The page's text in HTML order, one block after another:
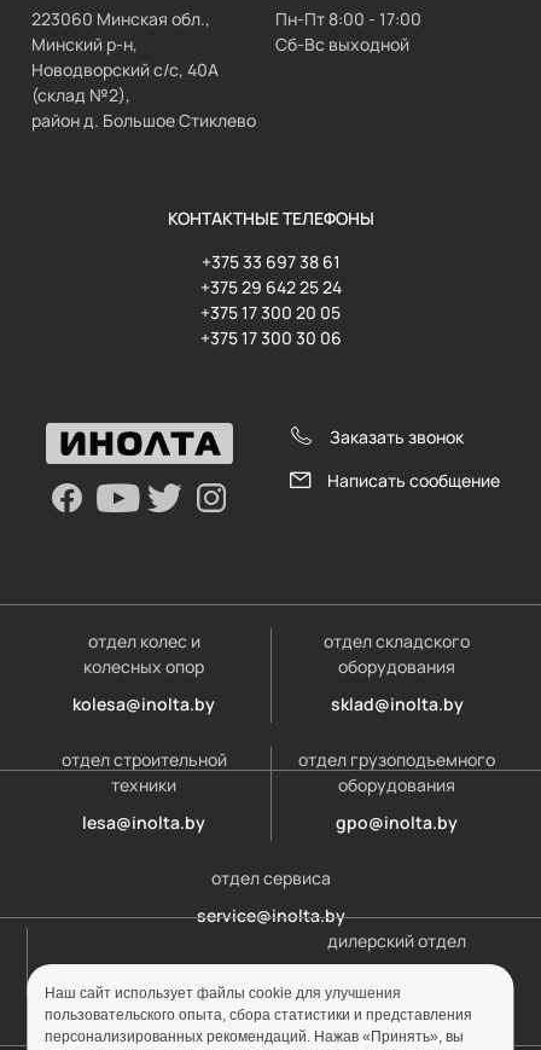
223060 Минская обл.,
Минский р-н,
Новодворский с/с, 40А
(склад №2),
район д. Большое Стиклево
Пн-Пт 8:00 - 17:00
Сб-Вс выходной
КОНТАКТНЫЕ ТЕЛЕФОНЫ
+375 33 697 38 61
+375 29 642 25 24
+375 17 300 20 05
+375 17 300 30 06
Заказать звонок
Написать сообщение
отдел колес и
колесных опор
kolesa@inolta.by
отдел складского
оборудования
sklad@inolta.by
отдел строительной
техники
lesa@inolta.by
отдел грузоподъемного
оборудования
gpo@inolta.by
отдел сервиса
service@inolta.by
дилерский отдел
Наш сайт использует файлы cookie для улучшения
пользовательского опыта, сбора статистики и представления
персонализированных рекомендаций. Нажав «Принять», вы